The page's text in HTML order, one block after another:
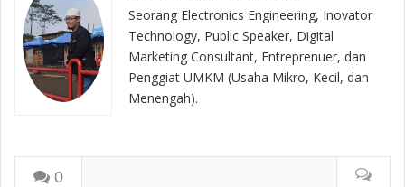
Seorang Electronics Engineering, Inovator
Technology, Public Speaker, Digital
Marketing Consultant, Entreprenuer, dan
Penggiat UMKM (Usaha Mikro, Kecil, dan
Menengah).
0